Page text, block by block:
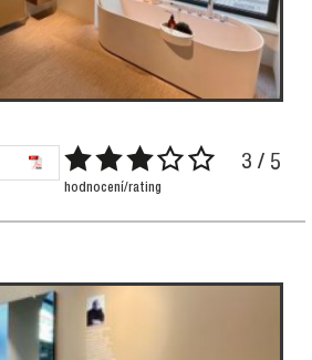
3 / 5
hodnocení/rating